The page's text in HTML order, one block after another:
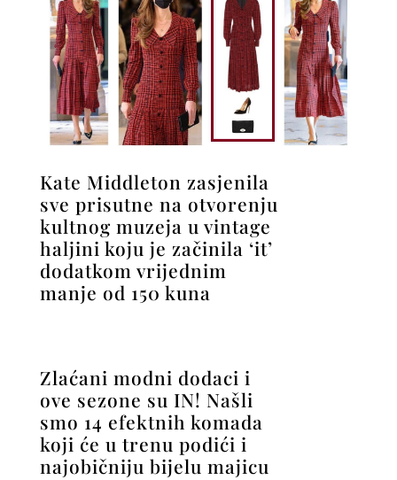
Kate Middleton zasjenila
sve prisutne na otvorenju
kultnog muzeja u vintage
haljini koju je začinila ‘it’
dodatkom vrijednim
manje od 150 kuna
Zlaćani modni dodaci i
ove sezone su IN! Našli
smo 14 efektnih komada
koji će u trenu podići i
najobičniju bijelu majicu